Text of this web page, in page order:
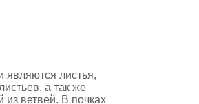
листья,
а так же
из ветвей. В почках